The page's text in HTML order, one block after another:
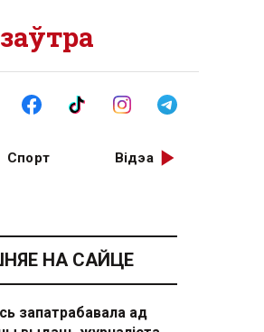
Спорт Відэа
НА САЙЦЕ
запатрабавала ад